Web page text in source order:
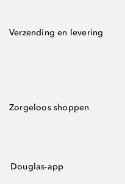
Verzending en levering
Zorgeloos shoppen
Douglas-app